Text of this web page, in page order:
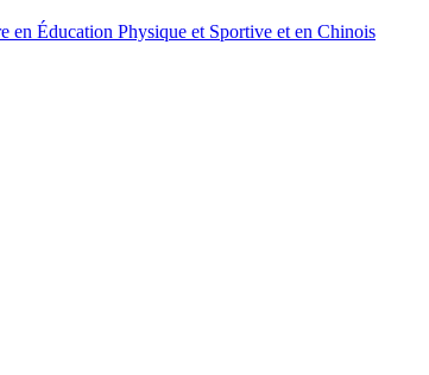
en Éducation Physique et Sportive et en Chinois